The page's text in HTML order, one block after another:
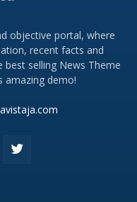
objective portal, where
recent facts and
best selling News Theme
amazing demo!